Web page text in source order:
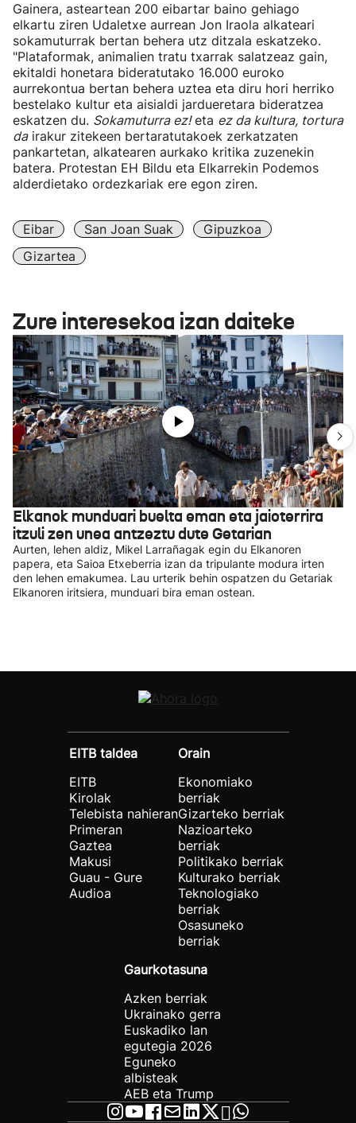
Gainera, asteartean 200 eibartar baino gehiago
elkartu ziren Udaletxe aurrean Jon Iraola alkateari
sokamuturrak bertan behera utz ditzala eskatzeko.
"Plataformak, animalien tratu txarrak salatzeaz gain,
ekitaldi honetara bideratutako 16.000 euroko
aurrekontua bertan behera uztea eta diru hori herriko
bestelako kultur eta aisialdi jardueretara bideratzea
eskatzen du. Sokamuturra ez!eta ez da kultura, tortura
dairakur zitekeen bertaratutakoek zerkatzaten
pankartetan, alkatearen aurkako kritika zuzenekin
batera. Protestan EH Bildu eta Elkarrekin Podemos
alderdietako ordezkariak ere egon ziren.
Eibar San Joan Suak
Gipuzkoa
Gizartea
Zure interesekoa izan daiteke
Elkanok munduari buelta eman eta jaioterrira
itzuli zen unea antzeztu dute Getarian
Aurten, lehen aldiz, Mikel Larrañagak egin du Elkanoren
papera, eta Saioa Etxeberria izan da tripulante modura irten
den lehen emakumea. Lau urterik behin ospatzen du Getariak
Elkanoren iritsiera, munduari bira eman ostean.
EITB taldea
EITB
Kirolak
Telebista nahieran
Primeran
Gaztea
Makusi
Guau - Gure
Audioa
Orain
Ekonomiako
berriak
Gizarteko berriak
Nazioarteko
berriak
Politikako berriak
Kulturako berriak
Teknologiako
berriak
Osasuneko
berriak
Gaurkotasuna
Azken berriak
Ukrainako gerra
Euskadiko lan
egutegia 2026
Eguneko
albisteak
AEB eta Trump